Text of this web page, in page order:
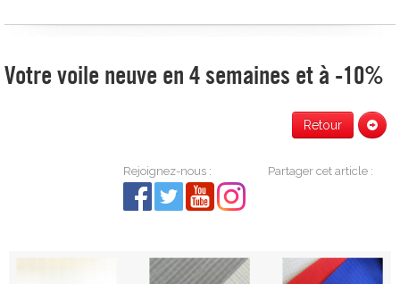
Votre voile neuve en 4 semaines et à -10%
Retour
Rejoignez-nous : Partager cet article :